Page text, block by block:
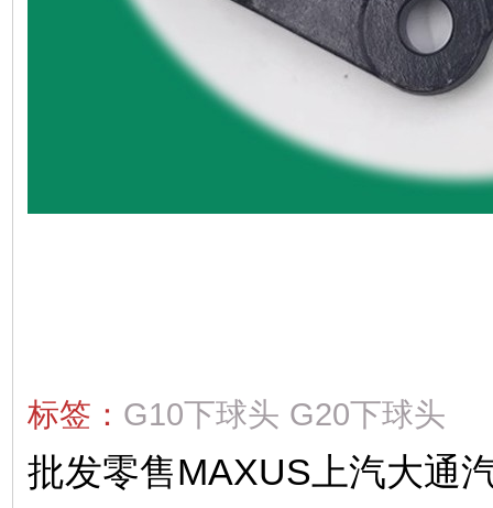
标签： G10下球头 G20下球头
批发零售MAXUS上汽大通